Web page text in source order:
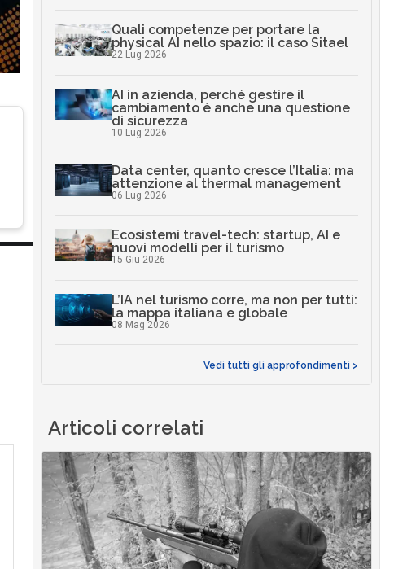
Quali competenze per portare la
physical AI nello spazio: il caso Sitael
22 Lug 2026
AI in azienda, perché gestire il
cambiamento è anche una questione
di sicurezza
10 Lug 2026
Data center, quanto cresce l’Italia: ma
attenzione al thermal management
06 Lug 2026
Ecosistemi travel-tech: startup, AI e
nuovi modelli per il turismo
15 Giu 2026
L’IA nel turismo corre, ma non per tutti:
la mappa italiana e globale
08 Mag 2026
Vedi tutti gli approfondimenti >
Articoli correlati